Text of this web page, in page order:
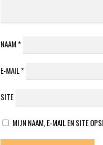
NAAM *
E-MAIL*
SITE
MIJN NAAM, E-MAIL EN SITE